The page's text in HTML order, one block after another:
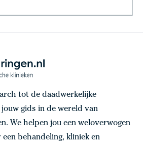
tot de daadwerkelijke
gids in de wereld van
We helpen jou een weloverwogen
behandeling, kliniek en